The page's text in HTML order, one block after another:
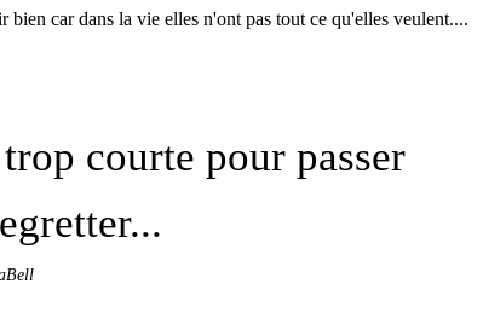
bien car dans la vie elles n'ont pas tout ce qu'elles veulent....
courte pour passer